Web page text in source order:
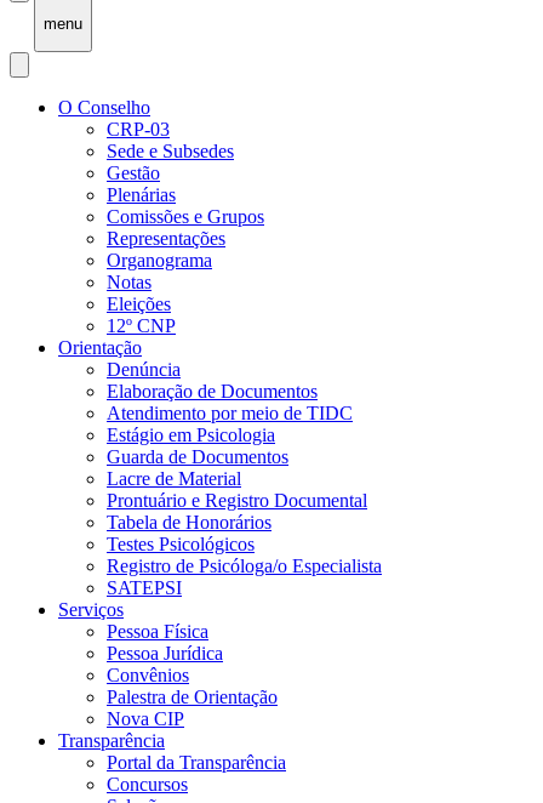
menu
O Conselho
CRP-03
Sede e Subsedes
Gestão
Plenárias
Comissões e Grupos
Representações
Organograma
Notas
Eleições
12º CNP
Orientação
Denúncia
Elaboração de Documentos
Atendimento por meio de TIDC
Estágio em Psicologia
Guarda de Documentos
Lacre de Material
Prontuário e Registro Documental
Tabela de Honorários
Testes Psicológicos
Registro de Psicóloga/o Especialista
SATEPSI
Serviços
Pessoa Física
Pessoa Jurídica
Convênios
Palestra de Orientação
Nova CIP
Transparência
Portal da Transparência
Concursos